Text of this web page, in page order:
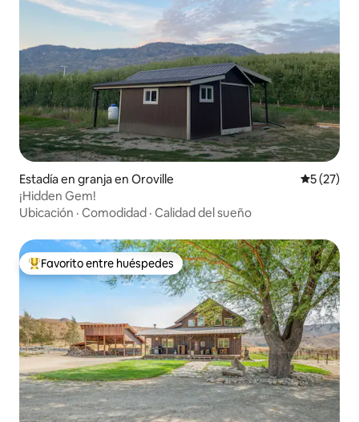
Estadía en granja en Oroville
5 (27)
¡Hidden Gem!
Ubicación · Comodidad · Calidad del sueño
Favorito entre huéspedes preferido
Favorito entre huéspedes